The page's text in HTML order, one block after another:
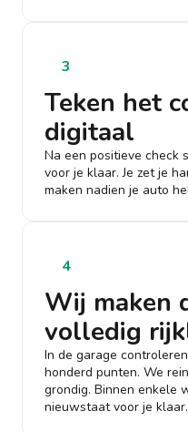
3
Teken het
digitaal
Na een positieve check
voor je klaar. Je zet je
maken nadien je auto
4
Wij maken
volledig
In de garage
honderd punten. We
grondig. Binnen enkele
nieuwstaat voor je klaar.